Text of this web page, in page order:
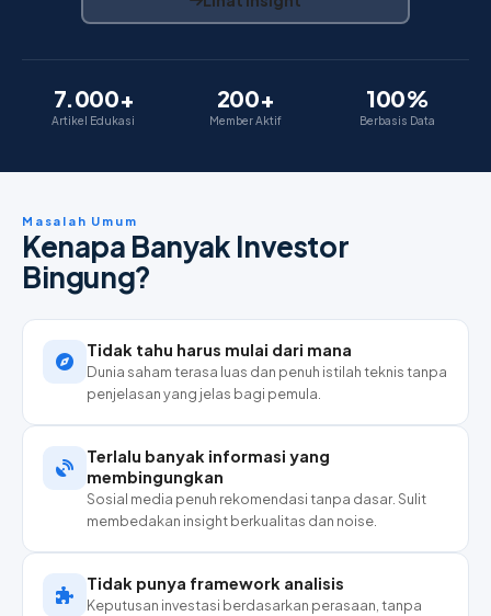
7.000+
Artikel Edukasi
200+
Member Aktif
100%
Berbasis Data
Masalah Umum
Kenapa Banyak Investor
Bingung?
Tidak tahu harus mulai dari mana
Dunia saham terasa luas dan penuh istilah teknis tanpa
penjelasan yang jelas bagi pemula.
Terlalu banyak informasi yang
membingungkan
Sosial media penuh rekomendasi tanpa dasar. Sulit
membedakan insight berkualitas dan noise.
Tidak punya framework analisis
Keputusan investasi berdasarkan perasaan, tanpa